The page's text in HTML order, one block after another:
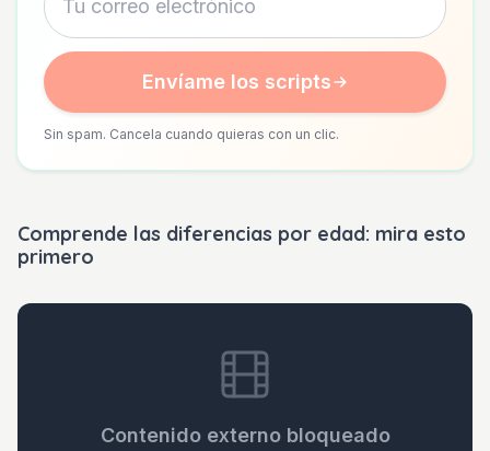
Envíame los scripts
Sin spam. Cancela cuando quieras con un clic.
Comprende las diferencias por edad: mira esto
primero
Contenido externo bloqueado